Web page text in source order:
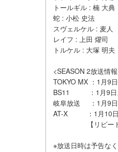
トールギル : 楠 大典
蛇 : 小松 史法
スヴェルケル : 麦人
レイフ : 上田 燿司
トルケル : 大塚 明夫
<SEASON 2放送情
TOKYO MX ：1月9
BS11 ：1月9日よ
岐阜放送 ：1月9日
AT-X ：1月10日
【リピート放送
※放送日時は予告な